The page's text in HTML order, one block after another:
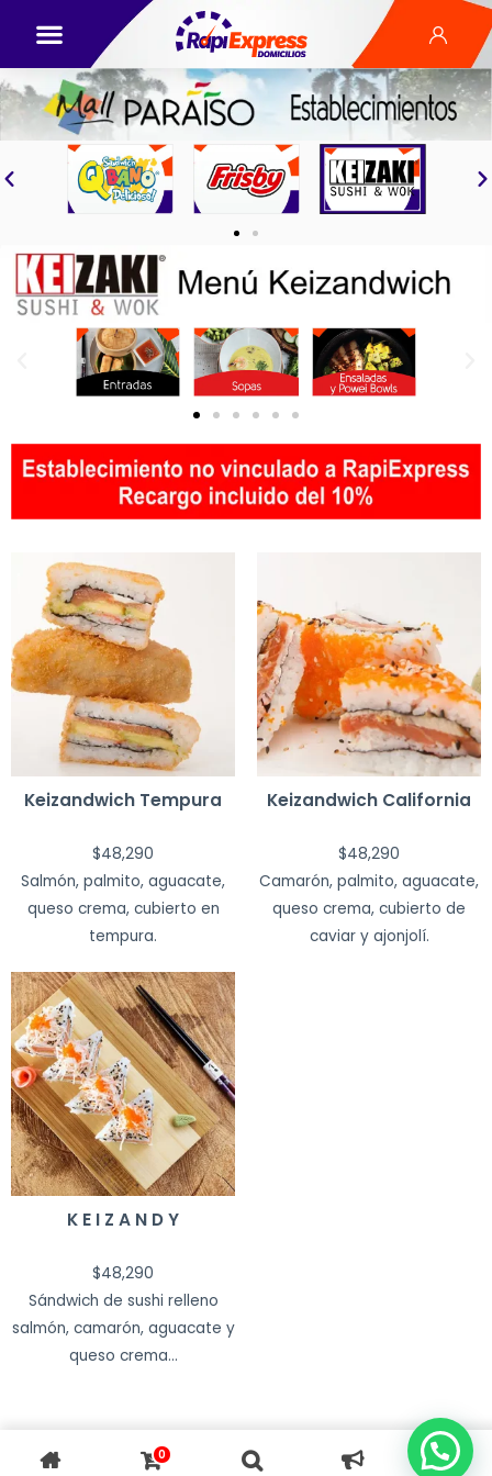
Keizandwich Tempura
$48,290
Salmón, palmito, aguacate,
queso crema, cubierto en
tempura.
Keizandwich California
$48,290
Camarón, palmito, aguacate,
queso crema, cubierto de
caviar y ajonjolí.
K E I Z A N D Y
$48,290
Sándwich de sushi relleno
salmón, camarón, aguacate y
queso crema...
0